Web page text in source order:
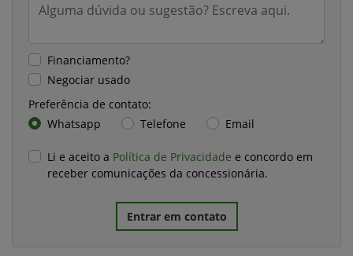
Financiamento?
Negociar usado
Preferência de contato:
Whatsapp
Telefone Email
Li e aceito a Política de Privacidade e concordo em
receber comunicações da concessionária.
Entrar em contato